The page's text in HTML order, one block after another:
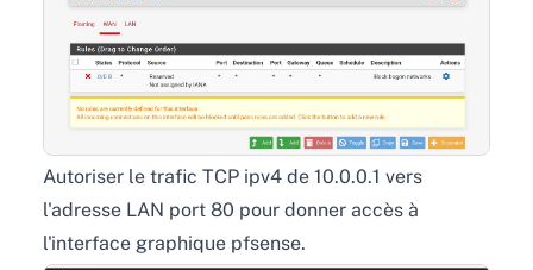
Autoriser le trafic TCP ipv4 de 10.0.0.1 vers
l'adresse LAN port 80 pour donner accès à
l'interface graphique pfsense.